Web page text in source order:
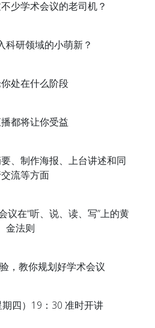
少学术会议的老司机？
科研领域的小萌新？
处在什么阶段
都将让你受益
、制作海报、上台讲述和同
流等方面
议在“听、说、读、写”上的黄
金法则
，教你规划好学术会议
四）19：30 准时开讲